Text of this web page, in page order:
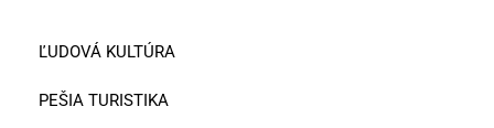
ĽUDOVÁ KULTÚRA
PEŠIA TURISTIKA